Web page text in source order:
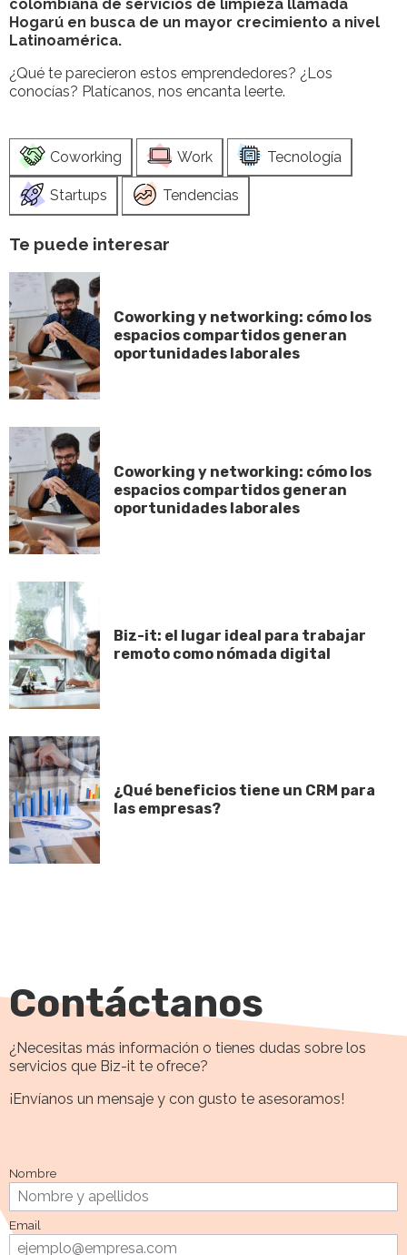
colombiana de servicios de limpieza llamada
Hogarú en busca de un mayor crecimiento a nivel
Latinoamérica.
¿Qué te parecieron estos emprendedores? ¿Los
conocías? Platícanos, nos encanta leerte.
Coworking Work Tecnología
Startups Tendencias
Te puede interesar
Coworking y networking: cómo los
espacios compartidos generan
oportunidades laborales
Coworking y networking: cómo los
espacios compartidos generan
oportunidades laborales
Biz-it: el lugar ideal para trabajar
remoto como nómada digital
¿Qué beneficios tiene un CRM para
las empresas?
Contáctanos
¿Necesitas más información o tienes dudas sobre los
servicios que Biz-it te ofrece?
¡Envíanos un mensaje y con gusto te asesoramos!
Nombre
Email